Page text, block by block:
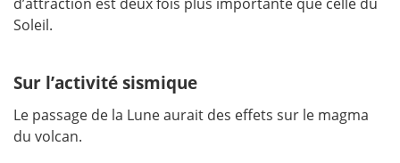
Soleil.
Sur l’activité sismique
Le passage de la Lune aurait des effets sur le magma
du volcan.